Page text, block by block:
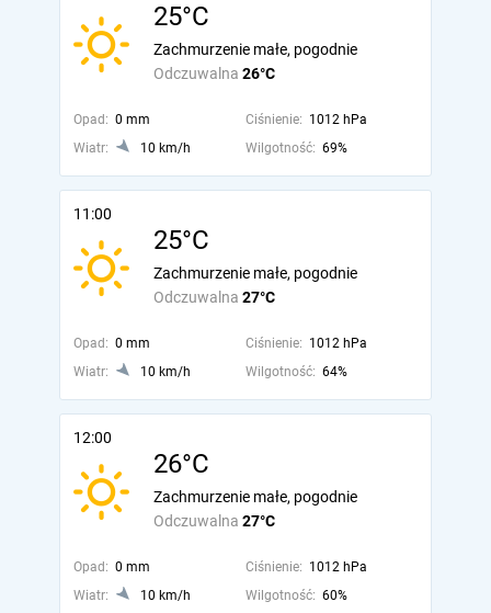
25°C
Odczuwalna 26°C
Zachmurzenie małe, pogodnie
Opad: 0 mm Ciśnienie: 1012 hPa
Wiatr:
10 km/h Wilgotność: 69%
11:00
25°C
Odczuwalna 27°C
Zachmurzenie małe, pogodnie
Opad: 0 mm Ciśnienie: 1012 hPa
Wiatr:
10 km/h Wilgotność: 64%
12:00
26°C
Odczuwalna 27°C
Zachmurzenie małe, pogodnie
Opad: 0 mm Ciśnienie: 1012 hPa
Wiatr:
10 km/h Wilgotność: 60%